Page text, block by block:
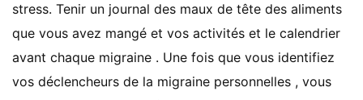
stress. Tenir un journal des maux de tête des aliments
que vous avez mangé et vos activités et le calendrier
avant chaque migraine . Une fois que vous identifiez
vos déclencheurs de la migraine personnelles , vous